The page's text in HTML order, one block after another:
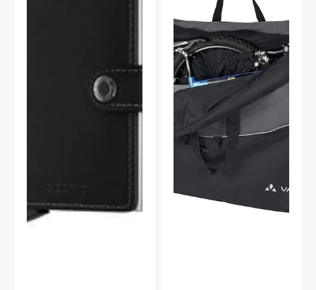
Cykeltransportväska,
Svart